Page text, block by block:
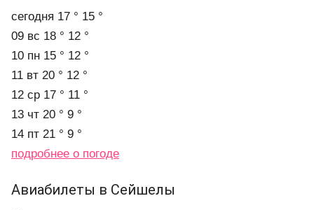
cегодня 17 ° 15 °
09 вс 18 ° 12 °
10 пн 15 ° 12 °
11 вт 20 ° 12 °
12 ср 17 ° 11 °
13 чт 20 ° 9 °
14 пт 21 ° 9 °
подробнее о погоде
Авиабилеты в Сейшелы